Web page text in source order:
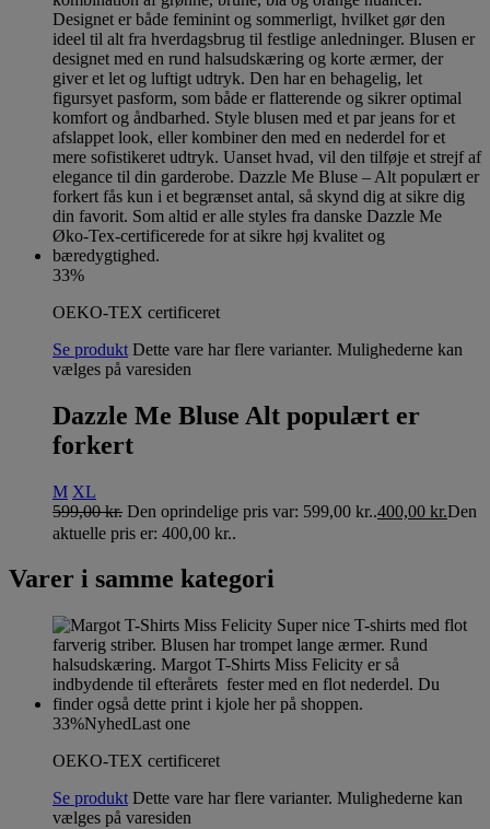
33%
OEKO-TEX certificeret
Se produkt Dette vare har flere varianter. Mulighederne kan
vælges på varesiden
Dazzle Me Bluse Alt populært er
forkert
M XL
599,00kr. Den oprindelige pris var: 599,00 kr..400,00 kr.Den
aktuelle pris er: 400,00 kr..
Varer i samme kategori
33%NyhedLast one
OEKO-TEX certificeret
Se produkt Dette vare har flere varianter. Mulighederne kan
vælges på varesiden